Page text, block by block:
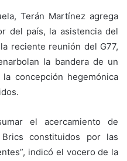
Terán Martínez agrega
del país, la asistencia del
reciente reunión del G77,
la bandera de un
concepción hegemónica
el acercamiento de
constituidos por las
indicó el vocero de la